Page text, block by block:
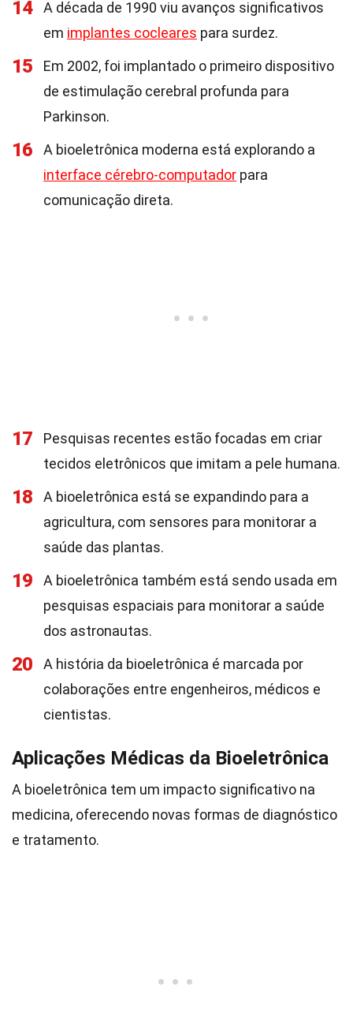
14
A década de 1990 viu avanços significativos
em implantes cocleares para surdez.
15
Em 2002, foi implantado o primeiro dispositivo
de estimulação cerebral profunda para
Parkinson.
16
A bioeletrônica moderna está explorando a
interface cérebro-computador para
comunicação direta.
17
Pesquisas recentes estão focadas em criar
tecidos eletrônicos que imitam a pele humana.
18
A bioeletrônica está se expandindo para a
agricultura, com sensores para monitorar a
saúde das plantas.
19
A bioeletrônica também está sendo usada em
pesquisas espaciais para monitorar a saúde
dos astronautas.
20
A história da bioeletrônica é marcada por
colaborações entre engenheiros, médicos e
cientistas.
Aplicações Médicas da Bioeletrônica
A bioeletrônica tem um impacto significativo na
medicina, oferecendo novas formas de diagnóstico
e tratamento.